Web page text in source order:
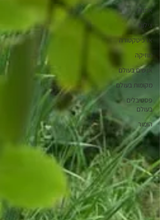
אמנות
צילום
ארכיטקטורה
מוזיקה
אנשים בעולם
מקומות בעולם
פסטיבלים
בעולם
הומור